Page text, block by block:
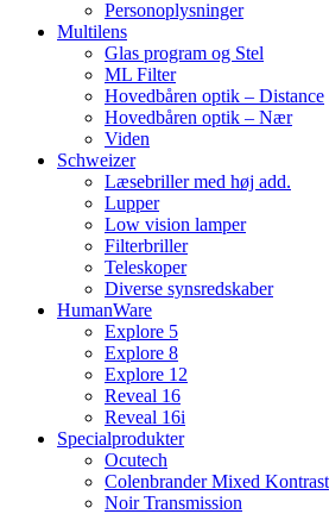
Personoplysninger
Multilens
Glas program og Stel
ML Filter
Hovedbåren optik – Distance
Hovedbåren optik – Nær
Viden
Schweizer
Læsebriller med høj add.
Lupper
Low vision lamper
Filterbriller
Teleskoper
Diverse synsredskaber
HumanWare
Explore 5
Explore 8
Explore 12
Reveal 16
Reveal 16i
Specialprodukter
Ocutech
Colenbrander Mixed Kontrast
Noir Transmission